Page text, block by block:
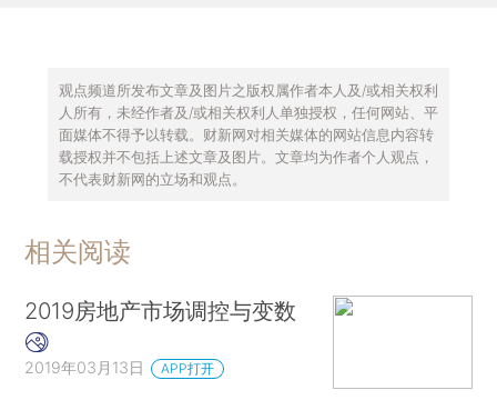
观点频道所发布文章及图片之版权属作者本人及/或相关权利
人所有，未经作者及/或相关权利人单独授权，任何网站、平
面媒体不得予以转载。财新网对相关媒体的网站信息内容转
载授权并不包括上述文章及图片。文章均为作者个人观点，
不代表财新网的立场和观点。
相关阅读
2019房地产市场调控与变数
2019年03月13日 APP打开